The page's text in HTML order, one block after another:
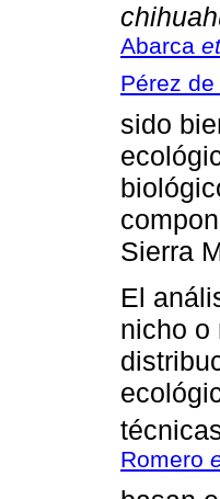
Abarca
Pérez
sido
Sierra
El
nicho o
Romero